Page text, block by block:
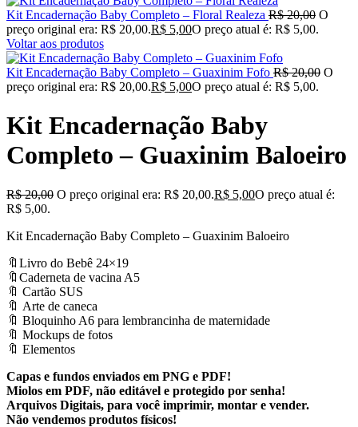
Kit Encadernação Baby Completo – Floral Realeza R$20,00 O
preço original era: R$ 20,00.R$ 5,00O preço atual é: R$ 5,00.
Voltar aos produtos
Kit Encadernação Baby Completo – Guaxinim Fofo R$20,00 O
preço original era: R$ 20,00.R$ 5,00O preço atual é: R$ 5,00.
Kit Encadernação Baby
Completo – Guaxinim Baloeiro
R$20,00 O preço original era: R$ 20,00.R$ 5,00O preço atual é:
R$ 5,00.
Kit Encadernação Baby Completo – Guaxinim Baloeiro
🔖Livro do Bebê 24×19
🔖Caderneta de vacina A5
🔖 Cartão SUS
🔖 Arte de caneca
🔖 Bloquinho A6 para lembrancinha de maternidade
🔖 Mockups de fotos
🔖 Elementos
Capas e fundos enviados em PNG e PDF!
Miolos em PDF, não editável e protegido por senha!
Arquivos Digitais, para você imprimir, montar e vender.
Não vendemos produtos físicos!